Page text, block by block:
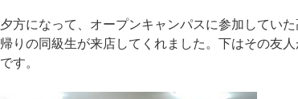
夕方になって、オープンキャンパスに参加してい
帰りの同級生が来店してくれました。下はその友
です。